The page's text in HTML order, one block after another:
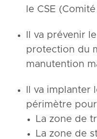
le CSE
Il va prévenir
protection du
manutention
Il va
périmètre
La zone de
La zone de